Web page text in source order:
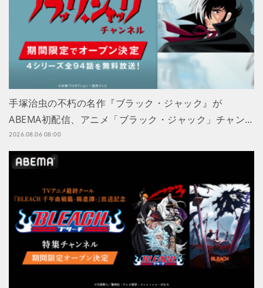
手塚治虫の不朽の名作『ブラック・ジャック』が
ABEMA初配信、アニメ「ブラック・ジャック」チャン…
2026.08.06 08:00